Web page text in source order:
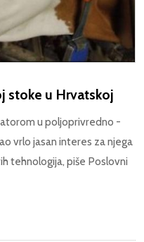
stoke u Hrvatskoj
u poljoprivredno -
vrlo jasan interes za njega
tehnologija, piše Poslovni